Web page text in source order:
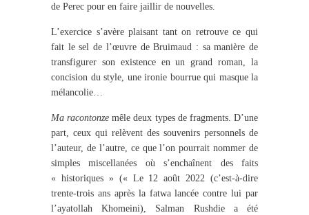
de Perec pour en faire jaillir de nouvelles.
L’exercice s’avère plaisant tant on retrouve ce qui
fait le sel de l’œuvre de Bruimaud : sa manière de
transfigurer son existence en un grand roman, la
concision du style, une ironie bourrue qui masque la
mélancolie…
Ma racontonze mêle deux types de fragments. D’une
part, ceux qui relèvent des souvenirs personnels de
l’auteur, de l’autre, ce que l’on pourrait nommer de
simples miscellanées où s’enchaînent des faits
« historiques » (« Le 12 août 2022 (c’est-à-dire
trente-trois ans après la fatwa lancée contre lui par
l’ayatollah Khomeini), Salman Rushdie a été